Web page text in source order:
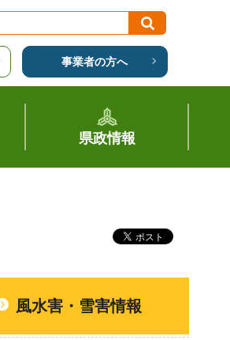
事業者の方へ
県政情報
風水害・雪害情報